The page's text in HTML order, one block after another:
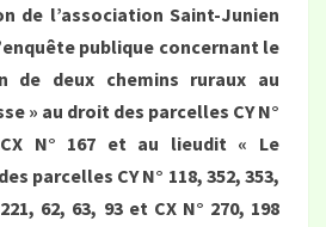
DEUX
CHEMINS
RURAUX
AU
LIEUDIT
GRAND
BOISSE
de l’association Saint-Junien
publique concernant le
de deux chemins ruraux au
» au droit des parcelles CY N°
N° 167 et au lieudit « Le
parcelles CY N° 118, 352, 353,
62, 63, 93 et CX N° 270, 198